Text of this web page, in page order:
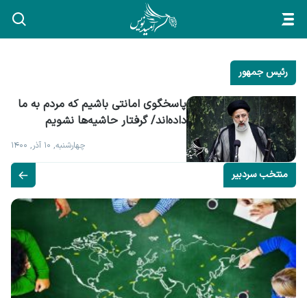
رئیس جمهور
داده‌اند/ گرفتار حاشیه‌ها نشویم
چهارشنبه, ۱۰ آذر, ۱۴۰۰
منتخب سردبیر